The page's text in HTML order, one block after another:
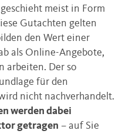
meist in Form
Gutachten gelten
den Wert einer
als Online-Angebote,
arbeiten. Der so
für den
nicht nachverhandelt.
werden dabei
getragen – auf Sie